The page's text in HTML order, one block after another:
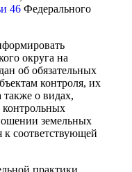
46 Федерального
округа на
об обязательных
контроля, их
также о видах,
земельных
к соответствующей
практики